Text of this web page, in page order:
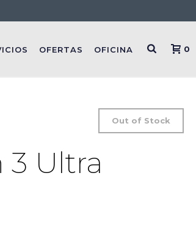
OFERTAS OFICINA 0
Out of Stock
3 Ultra